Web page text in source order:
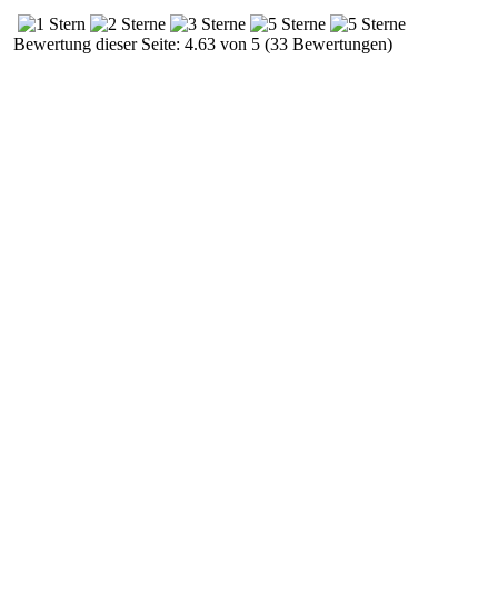
Bewertung dieser Seite: 4.63 von 5 (33 Bewertungen)